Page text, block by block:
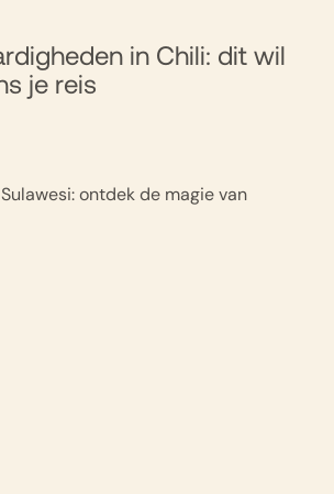
in Chili: dit wil
je reis